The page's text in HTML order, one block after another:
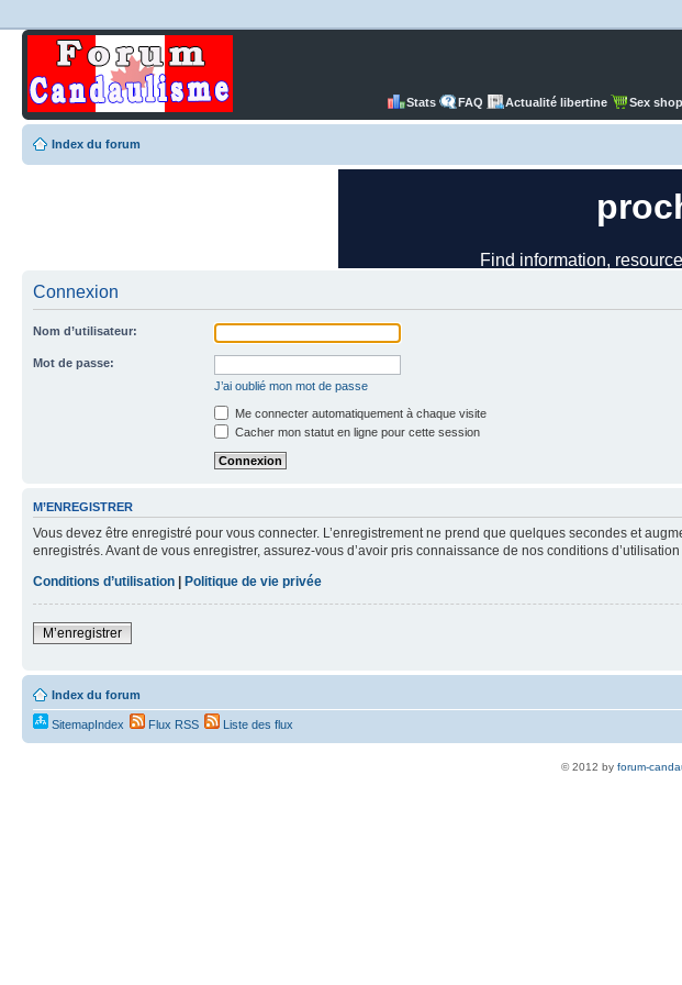
Stats FAQ Actualité libertine Sex shop
Index du forum
Connexion
Nom d’utilisateur:
Mot de passe:
J’ai oublié mon mot de passe
Me connecter automatiquement à chaque visite
Cacher mon statut en ligne pour cette session
M’ENREGISTRER
Vous devez être enregistré pour vous connecter. L’enregistrement ne prend que quelques secondes et
enregistrés. Avant de vous enregistrer, assurez-vous d’avoir pris connaissance de nos conditions
Conditions d’utilisation | Politique de vie privée
M’enregistrer
Index du forum
SitemapIndex Flux RSS Liste des flux
© 2012 by forum-